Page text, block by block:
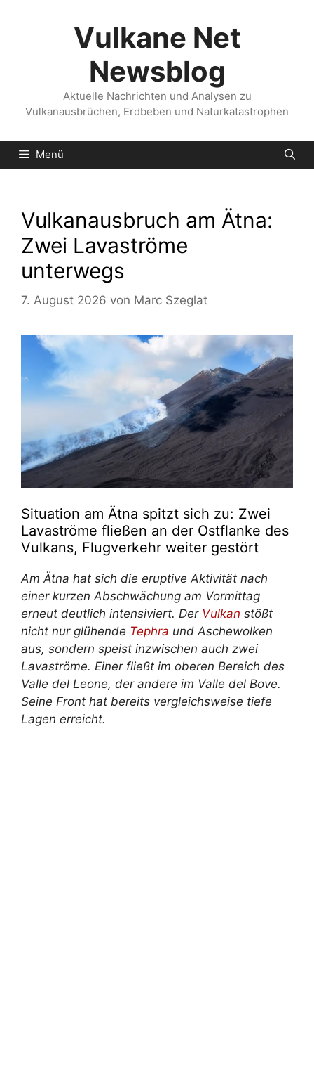
Vulkane Net
Newsblog
Aktuelle Nachrichten und Analysen zu
Vulkanausbrüchen, Erdbeben und Naturkatastrophen
Menü
Vulkanausbruch am Ätna:
Zwei Lavaströme
unterwegs
7. August 2026 von Marc Szeglat
Situation am Ätna spitzt sich zu: Zwei
Lavaströme fließen an der Ostflanke des
Vulkans, Flugverkehr weiter gestört
Am Ätna hat sich die eruptive Aktivität nach
einer kurzen Abschwächung am Vormittag
erneut deutlich intensiviert. Der Vulkan stößt
nicht nur glühende Tephra und Aschewolken
aus, sondern speist inzwischen auch zwei
Lavaströme. Einer fließt im oberen Bereich des
Valle del Leone, der andere im Valle del Bove.
Seine Front hat bereits vergleichsweise tiefe
Lagen erreicht.